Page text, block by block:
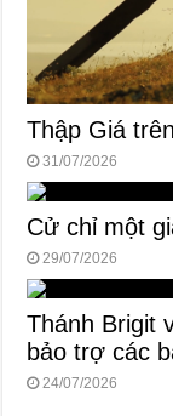
Thập Giá
31/07/2026
Cử chỉ một
29/07/2026
Thánh Brigit
bảo trợ các
24/07/2026